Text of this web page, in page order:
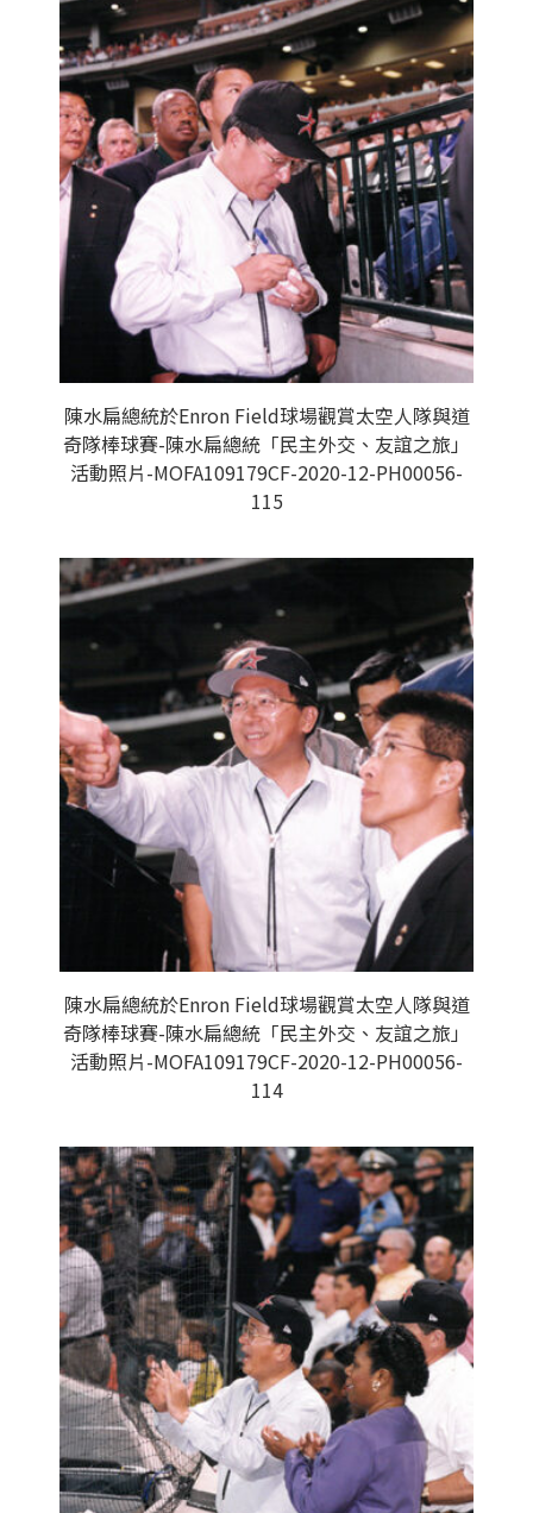
陳水扁總統於Enron Field球場觀賞太空人隊與道
奇隊棒球賽-陳水扁總統「民主外交、友誼之旅」
活動照片-MOFA109179CF-2020-12-PH00056-
115
陳水扁總統於Enron Field球場觀賞太空人隊與道
奇隊棒球賽-陳水扁總統「民主外交、友誼之旅」
活動照片-MOFA109179CF-2020-12-PH00056-
114